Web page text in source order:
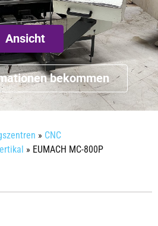
Ansicht
bekommen
» CNC
» EUMACH MC-800P